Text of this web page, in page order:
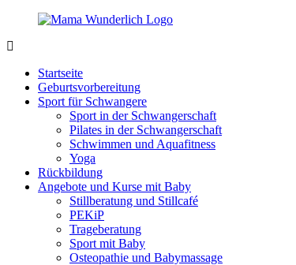
Zurück
Inhalt
sein
wunderbar!
Startseite
Geburtsvorbereitung
Sport für Schwangere
Sport in der Schwangerschaft
Pilates in der Schwangerschaft
Schwimmen und Aquafitness
Yoga
Rückbildung
Angebote und Kurse mit Baby
Stillberatung und Stillcafé
PEKiP
Trageberatung
Sport mit Baby
Osteopathie und Babymassage